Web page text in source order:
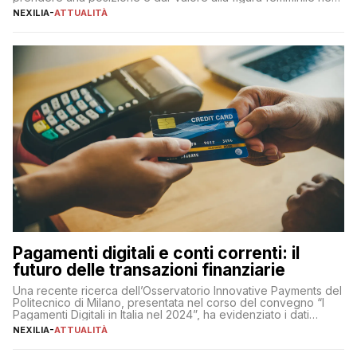
sua complessità e crucialità. A lanciare un messaggio “forte e
NEXILIA-ATTUALITÀ
Pagamenti digitali e conti correnti: il
futuro delle transazioni finanziarie
Una recente ricerca dell’Osservatorio Innovative Payments del
Politecnico di Milano, presentata nel corso del convegno “I
Pagamenti Digitali in Italia nel 2024”, ha evidenziato i dati
definitivi del primo semestre 2024 relativamente alle
NEXILIA-ATTUALITÀ